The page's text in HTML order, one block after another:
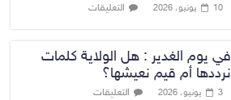
10 يونيو، 2026 التعليقات
في يوم الغدير : هل الولاية كلمات
نرددها أم قيم نعيشها؟
3 يونيو، 2026 التعليقات